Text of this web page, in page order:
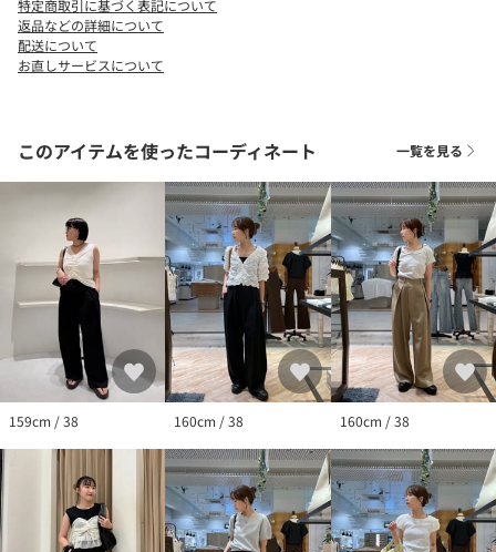
▼洗濯方法
※撮影場所やお使いのモニター環境により若干お色味が異なる場
合がございます。
特にロケの撮影では明るく見える傾向にございます。
※商品はサンプルで撮影をしております。若干の仕様が変更にな
る場合がございますので予めご了承の上ご注文くださいますよう
お願いいたします。
※濃色製品は、色移りすることがありますので、他の物と分けて
洗濯してください。
▼商品のお気に入り登録
完売カラーの再入荷通知や、ラスト1点の通知、セールの通知も受
け取ることができます。
新商品や再入荷など、いち早くブランドのお得な情報を受け取る
ことができます。
特定商取引に基づく表記について
返品などの詳細について
配送について
お直しサービスについて
このアイテムを使ったコーディネート 一覧を見る
159cm / 38 160cm / 38 160cm / 38